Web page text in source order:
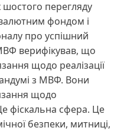
перегляду
фондом і
про успішний
верифікував, що
щодо реалізації
з МВФ. Вони
щодо
фіскальна сфера. Це
безпеки, митниці,